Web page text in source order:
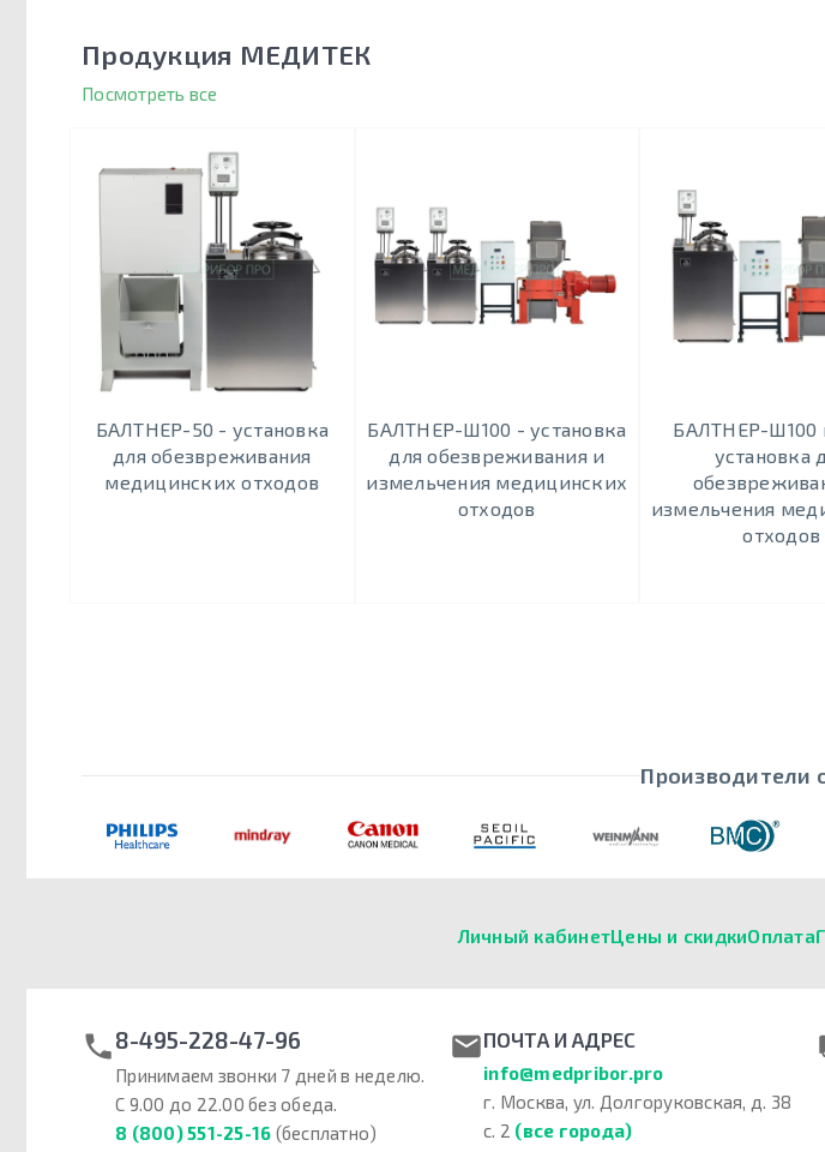
Продукция МЕДИТЕК
Посмотреть все
БАЛТНЕР-50 - установка
для обезвреживания
медицинских отходов
БАЛТНЕР-Ш100 - установка
для обезвреживания и
измельчения медицинских
отходов
БАЛТНЕР-Ш100
установка
измельчения
отходов
Производители
Личный кабинетЦены и скидкиОплата
8-495-228-47-96
Принимаем звонки 7 дней в неделю.
С 9.00 до 22.00 без обеда.
8 (800) 551-25-16 (бесплатно)
ПОЧТА И АДРЕС
info@medpribor.pro
г. Москва, ул. Долгоруковская, д. 38
с. 2 (все города)